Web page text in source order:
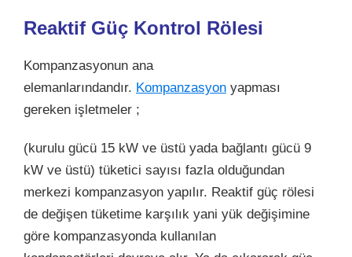
Reaktif Güç Kontrol Rölesi
Kompanzasyonun ana
elemanlarındandır. Kompanzasyon yapması
gereken işletmeler ;
(kurulu gücü 15 kW ve üstü yada bağlantı gücü 9
kW ve üstü) tüketici sayısı fazla olduğundan
merkezi kompanzasyon yapılır. Reaktif güç rölesi
de değişen tüketime karşılık yani yük değişimine
göre kompanzasyonda kullanılan